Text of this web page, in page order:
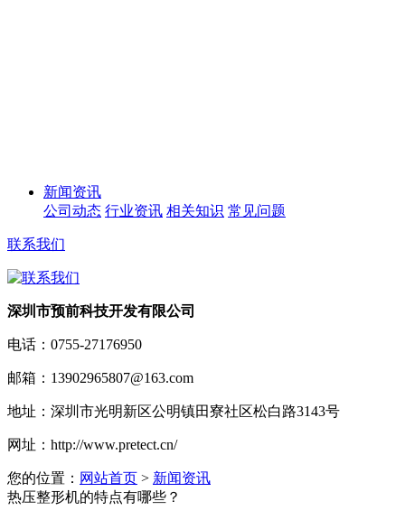
新闻资讯
公司动态 行业资讯 相关知识 常见问题
联系我们
深圳市预前科技开发有限公司
电话： 0755-27176950
邮箱： 13902965807@163.com
地址： 深圳市光明新区公明镇田寮社区松白路3143号
网址： http://www.pretect.cn/
您的位置： 网站首页 > 新闻资讯
热压整形机的特点有哪些？